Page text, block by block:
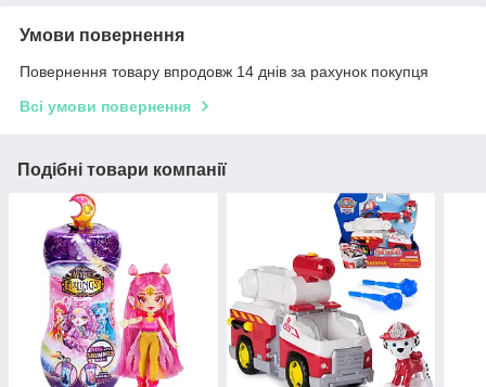
Умови повернення
Повернення товару впродовж 14 днів за рахунок покупця
Всі умови повернення
Подібні товари компанії